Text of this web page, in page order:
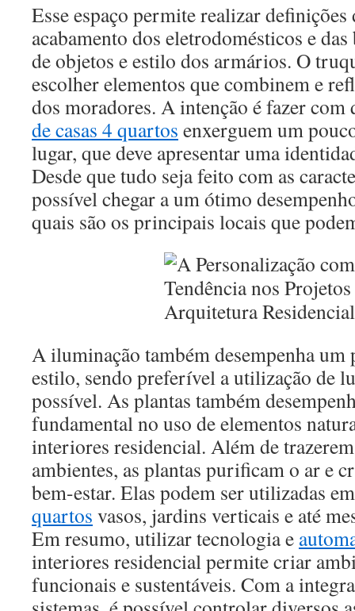
Esse espaço permite realizar definições
acabamento dos eletrodomésticos e
de objetos e estilo dos armários. O
escolher elementos que combinem e
dos moradores. A intenção é fazer com
de casas 4 quartos enxerguem um
lugar, que deve apresentar uma
Desde que tudo seja feito com as
possível chegar a um ótimo
quais são os principais locais que
A iluminação também desempenha um
estilo, sendo preferível a utilização de
possível. As plantas também
fundamental no uso de elementos
interiores residencial. Além de
ambientes, as plantas purificam o ar e
bem-estar. Elas podem ser utilizadas
quartos vasos, jardins verticais e até
Em resumo, utilizar tecnologia e
interiores residencial permite criar
funcionais e sustentáveis. Com a